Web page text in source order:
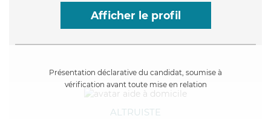
Afficher le profil
Présentation déclarative du candidat, soumise à
vérification avant toute mise en relation
ALTRUISTE